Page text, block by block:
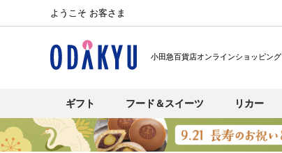
ようこそ お客さま
小田急百貨店オンラインショッピング
ギフト フード＆スイーツ リカー